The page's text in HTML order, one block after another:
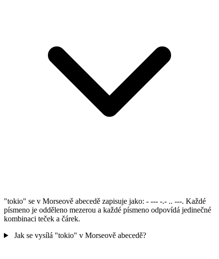
"tokio" se v Morseově abecedě zapisuje jako: - --- -.- .. ---. Každé
písmeno je odděleno mezerou a každé písmeno odpovídá jedinečné
kombinaci teček a čárek.
Jak se vysílá "tokio" v Morseově abecedě?